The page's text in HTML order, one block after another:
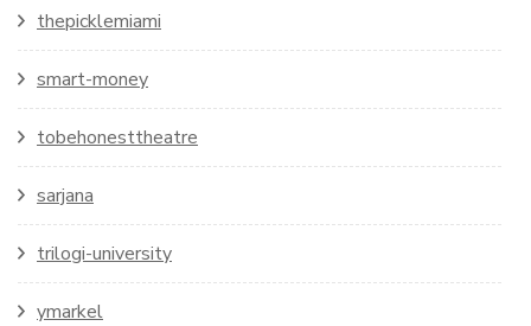
thepicklemiami
smart-money
tobehonesttheatre
sarjana
trilogi-university
ymarkel